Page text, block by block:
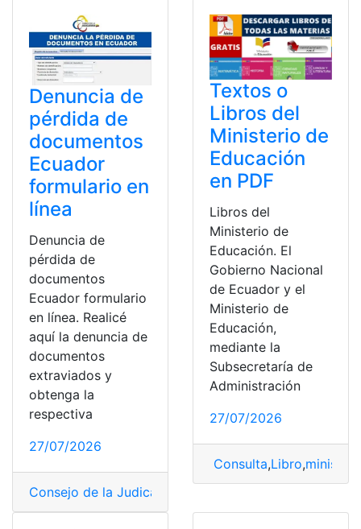
Denuncia de
pérdida de
documentos
Ecuador
formulario en
línea
Denuncia de
pérdida de
documentos
Ecuador formulario
en línea. Realicé
aquí la denuncia de
documentos
extraviados y
obtenga la
respectiva
27/07/2026
Consejo de la Judicatura
Textos o
Libros del
Ministerio de
Educación
en PDF
Libros del
Ministerio de
Educación. El
Gobierno Nacional
de Ecuador y el
Ministerio de
Educación,
mediante la
Subsecretaría de
Administración
27/07/2026
Consulta,Libro,